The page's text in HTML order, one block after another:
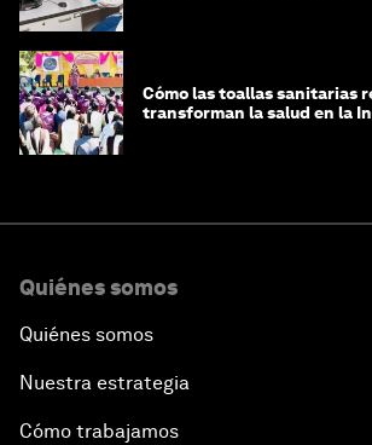
Cómo las toallas sanitarias
transforman la salud en la
Quiénes somos
Quiénes somos
Nuestra estrategia
Cómo trabajamos